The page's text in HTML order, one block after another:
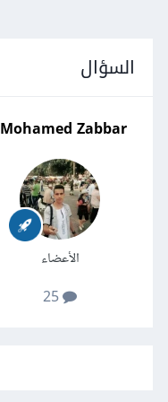
السؤال
Mohamed Zabbar
الأعضاء